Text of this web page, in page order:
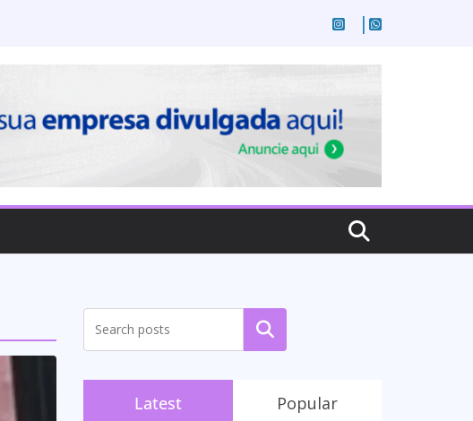
Pesquisar
Latest Popular